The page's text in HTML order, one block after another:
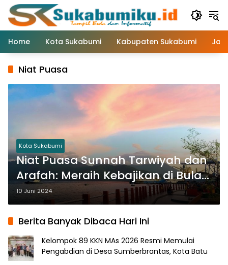
Langsung
konten
Home
Kota Sukabumi Kabupaten Sukabumi
Niat Puasa
Kota Sukabumi
Niat Puasa Sunnah Tarwiyah dan
Arafah: Meraih Kebajikan di Bulan
Dzulhijjah
10 Juni 2024
Berita Banyak Dibaca Hari Ini
Kelompok 89 KKN MAs 2026 Resmi Memulai
Pengabdian di Desa Sumberbrantas, Kota Batu